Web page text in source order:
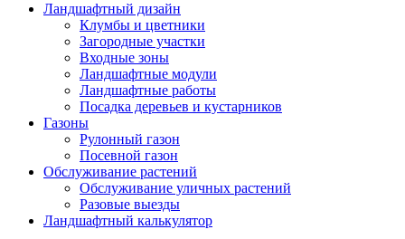
Ландшафтный дизайн
Клумбы и цветники
Загородные участки
Входные зоны
Ландшафтные модули
Ландшафтные работы
Посадка деревьев и кустарников
Газоны
Рулонный газон
Посевной газон
Обслуживание растений
Обслуживание уличных растений
Разовые выезды
Ландшафтный калькулятор